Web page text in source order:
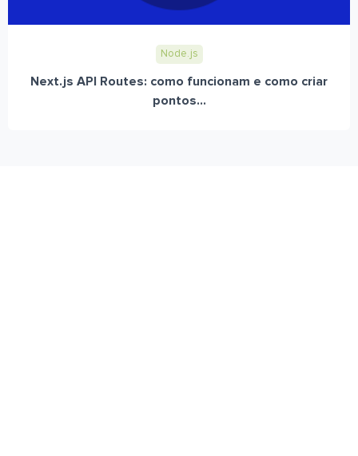
Node.js
Next.js API Routes: como funcionam e como criar
pontos...